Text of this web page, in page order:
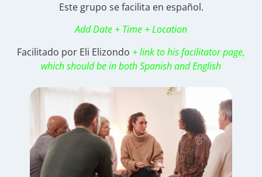
Este grupo se facilita en español.
Add Date + Time + Location
Facilitado por Eli Elizondo + link to his facilitator page,
which should be in both Spanish and English